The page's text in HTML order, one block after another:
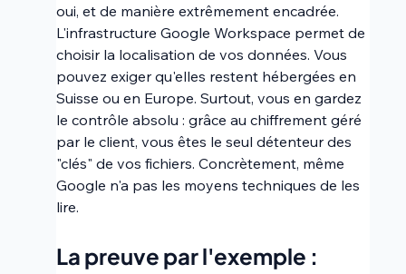
oui, et de manière extrêmement encadrée.
L'infrastructure Google Workspace permet de
choisir la localisation de vos données. Vous
pouvez exiger qu'elles restent hébergées en
Suisse ou en Europe. Surtout, vous en gardez
le contrôle absolu : grâce au chiffrement géré
par le client, vous êtes le seul détenteur des
"clés" de vos fichiers. Concrètement, même
Google n'a pas les moyens techniques de les
lire.
La preuve par l'exemple :